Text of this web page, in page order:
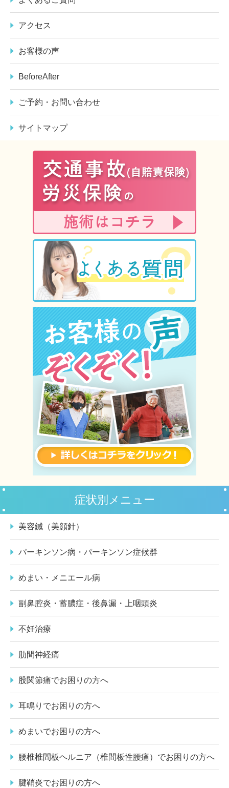
アクセス
お客様の声
BeforeAfter
ご予約・お問い合わせ
サイトマップ
症状別メニュー
美容鍼（美顔針）
パーキンソン病・パーキンソン症候群
めまい・メニエール病
副鼻腔炎・蓄膿症・後鼻漏・上咽頭炎
不妊治療
肋間神経痛
股関節痛でお困りの方へ
耳鳴りでお困りの方へ
めまいでお困りの方へ
腰椎椎間板ヘルニア（椎間板性腰痛）でお困りの方へ
腱鞘炎でお困りの方へ